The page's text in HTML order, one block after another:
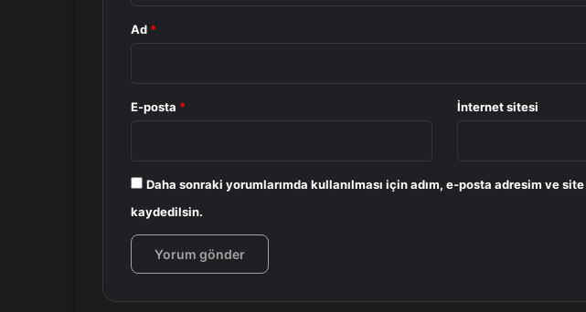
Ad *
E-posta * İnternet sitesi
Daha sonraki yorumlarımda kullanılması için adım, e-posta adresim ve
kaydedilsin.